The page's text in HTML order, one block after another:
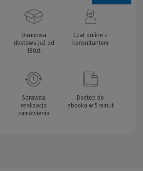
Darmowa
dostawa już od
180zł
Czat online z
konsultantem
Sprawna
realizacja
zamówienia
Dostęp do
ebooka w 5 minut